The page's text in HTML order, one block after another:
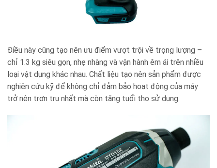
Điều này cũng tạo nên ưu điểm vượt trội về trọng lượng –
chỉ 1.3 kg siêu gọn, nhẹ nhàng và vận hành êm ái trên nhiều
loại vật dụng khác nhau. Chất liệu tạo nên sản phẩm được
nghiên cứu kỹ để không chỉ đảm bảo hoạt động của máy
trở nên trơn tru nhất mà còn tăng tuổi thọ sử dụng.